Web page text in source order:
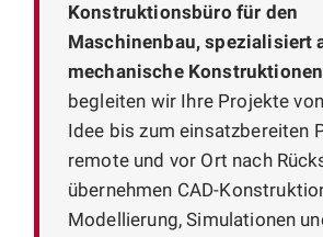
Konstruktionsbüro für den
Maschinenbau, spezialisiert
mechanische
begleiten wir Ihre Projekte
Idee bis zum einsatzbereiten
remote und vor Ort nach
übernehmen CAD-
Modellierung, Simulationen